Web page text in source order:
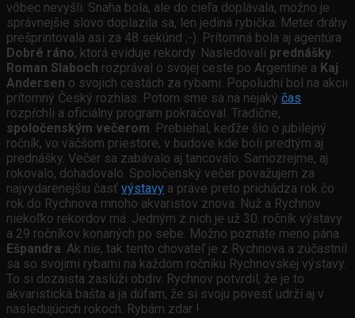
vôbec nevyšli. Snaha bola, ale do cieľa doplávala, možno je
správnejšie slovo doplazila sa, len jediná rybička. Meter dráhy
prešprintovala asi za 48 sekúnd ;-). Prítomná bola aj agentúra
Dobré ráno, ktorá eviduje rekordy. Nasledovali prednášky.
Roman Slaboch rozprával o svojej ceste po Argentíne a Kaj
Andersen o svojich cestách za rybami. Popoludní bol na akcii
prítomný Český rozhlas. Potom sme sa na nejaký čas
rozpŕchli a oficiálny program pokračoval. Tradične,
spoločenským večerom. Prebiehal, keďže šlo o jubilejný
ročník, vo väčšom priestore, v budove kde boli predtým aj
prednášky. Večer sa zabávalo aj tancovalo. Samozrejme, aj
rokovalo, dohadovalo. Spoločenský večer považujem za
najvydarenejšiu časť výstavy a práve preto prichádza rok čo
rok do Rychnova mnoho akvaristov znova. Nuž a Rychnov
niekoľko rekordov má. Jedným z nich je už 30. ročník výstavy
a 29 ročníkov konaných po sebe. Možno poznáte meno pána
Ešpandra. Ak nie, tak tento chovateľ je z Rychnova a zúčastnil
sa so svojimi rybami na každom ročníku Rychnovskej výstavy.
To si dozaista zaslúži obdiv. Rychnov potvrdil, že je to
akvaristická bašta a ja dúfam, že si svoju povesť udrží aj v
nasledujúcich rokoch. Rybám zdar !